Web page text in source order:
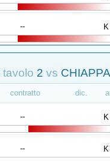
-- K
tavolo 2 vs
contratto dic.
-- K
-- K